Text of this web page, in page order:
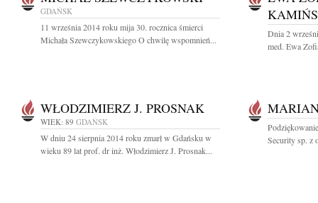
GDAŃSK
11 września 2014 roku mija 30. rocznica śmierci
Michała Szewczykowskiego O chwilę wspomnień...
Dnia 2
med. Ewa
WŁODZIMIERZ J. PROSNAK
WIEK: 89 GDAŃSK
W dniu 24 sierpnia 2014 roku zmarł w Gdańsku w
wieku 89 lat prof. dr inż. Włodzimierz J. Prosnak...
Security sp. z